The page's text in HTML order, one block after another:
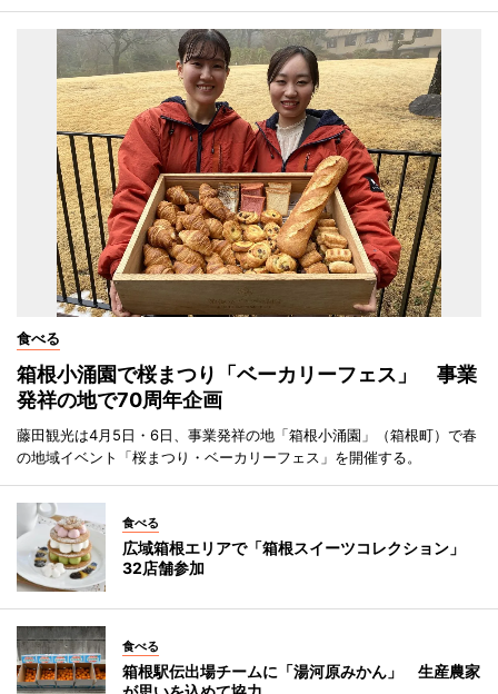
食べる
箱根小涌園で桜まつり「ベーカリーフェス」 事業
発祥の地で70周年企画
藤田観光は4月5日・6日、事業発祥の地「箱根小涌園」（箱根町）で春
の地域イベント「桜まつり・ベーカリーフェス」を開催する。
食べる
広域箱根エリアで「箱根スイーツコレクション」
32店舗参加
食べる
箱根駅伝出場チームに「湯河原みかん」 生産農家